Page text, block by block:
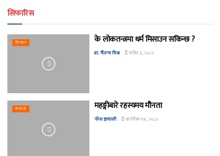
सिफारिस
विचार के लोकतन्त्रमा धर्म मिसाउन सकिन्छ ?
प्रा. चैतन्य मिश्र मंसिर ६, २०८०
समाज महङ्गीबारे रहस्यमय मौनता
नरेश ज्ञवाली कार्तिक १४, २०८०